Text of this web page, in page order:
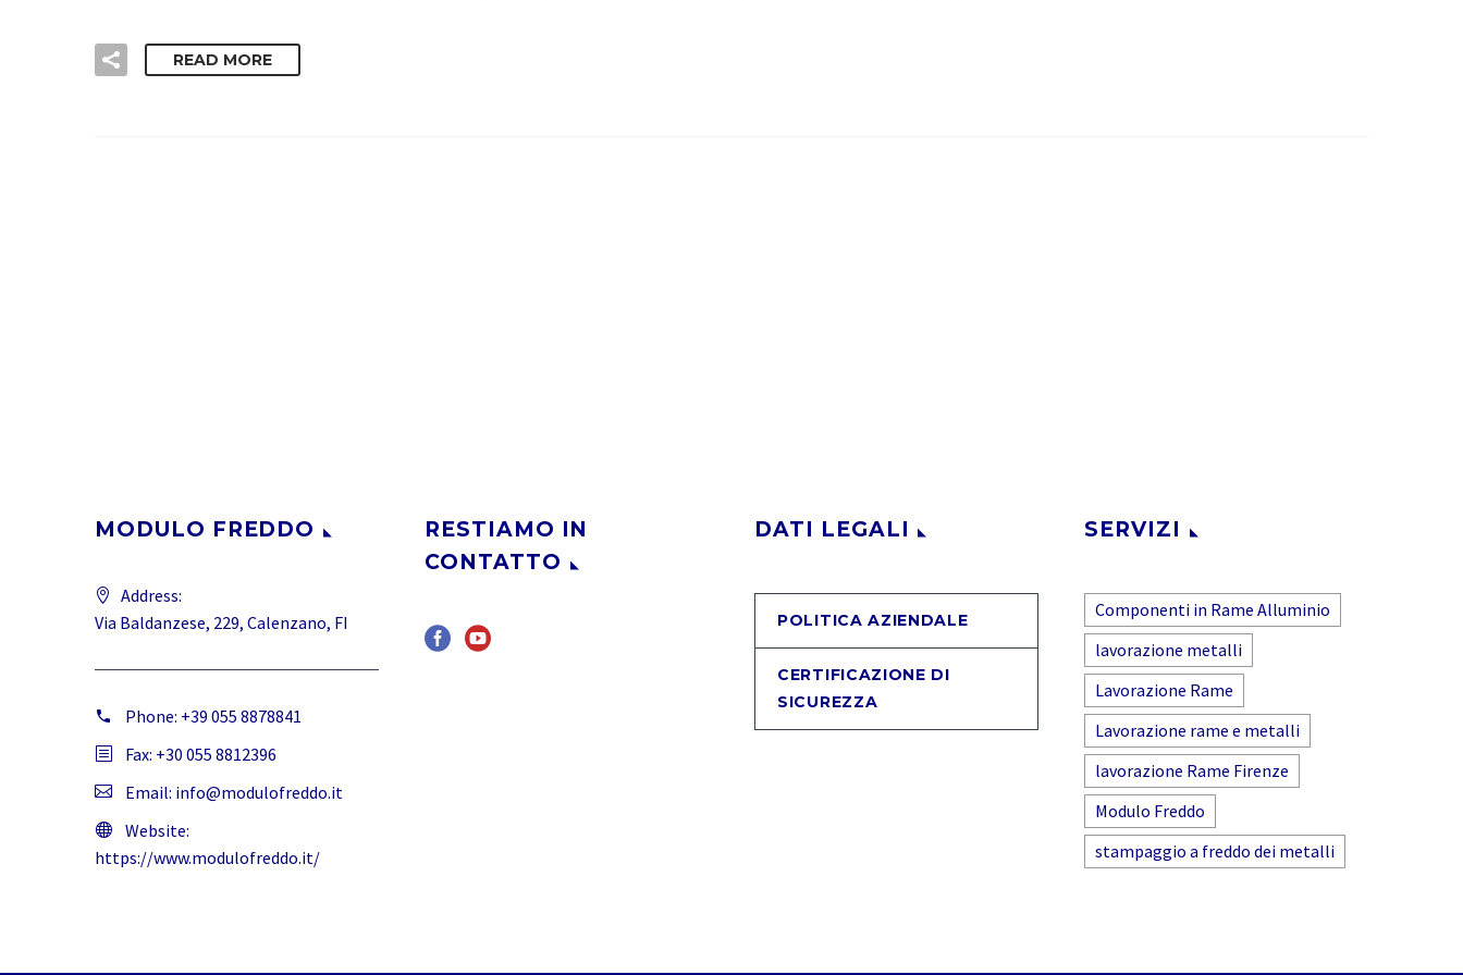
READ MORE
MODULO FREDDO
Address:
Via Baldanzese, 229, Calenzano, FI
Phone: +39 055 8878841
Fax: +30 055 8812396
Email: info@modulofreddo.it
Website:
https://www.modulofreddo.it/
RESTIAMO IN
CONTATTO
DATI LEGALI
POLITICA AZIENDALE
CERTIFICAZIONE DI
SICUREZZA
SERVIZI
Componenti in Rame Alluminio
lavorazione metalli
Lavorazione Rame
Lavorazione rame e metalli
lavorazione Rame Firenze
Modulo Freddo
stampaggio a freddo dei metalli